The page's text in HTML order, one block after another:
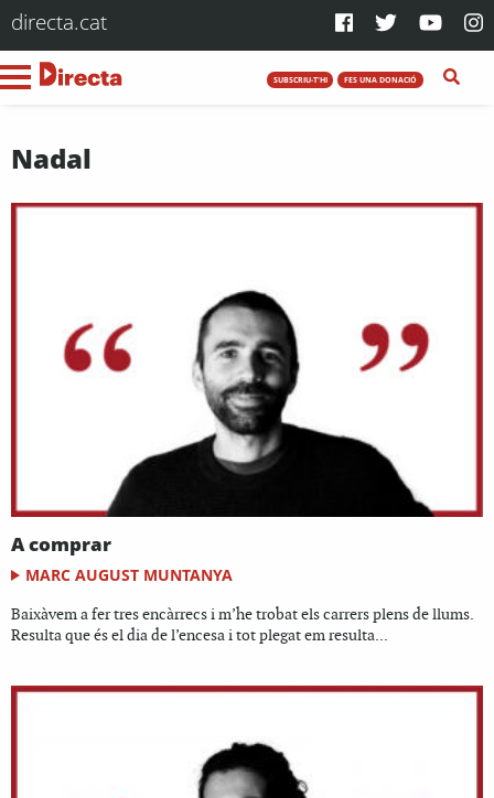
directa.cat
SUBSCRIU-T'HI FES UNA DONACIÓ
Nadal
A comprar
MARC AUGUST MUNTANYA
Baixàvem a fer tres encàrrecs i m’he trobat els carrers plens de llums.
Resulta que és el dia de l’encesa i tot plegat em resulta...